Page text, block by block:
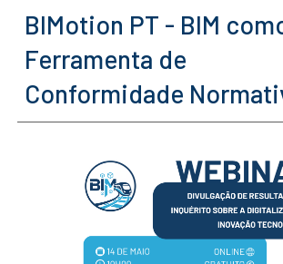
BIMotion PT - BIM
Ferramenta de
Conformidade